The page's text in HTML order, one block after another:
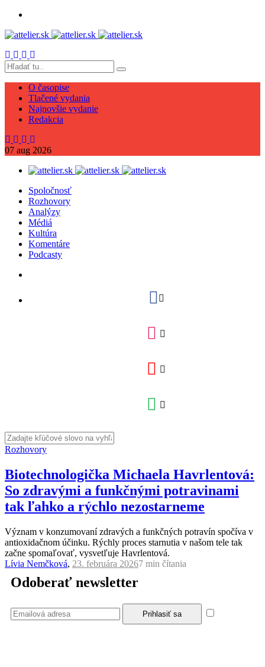
O časopise
Tlačené vydania
Najnovšie vydanie
Redakcia
07 aug 2026
Spoločnosť
Rozhovory
Analýzy
Médiá
Kultúra
Komentáre
Podcasty
Rozhovory
Biotechnologička Michaela Havrlentová:
So zdravými a funkčnými potravinami
tak ľahko a rýchlo nezostarneme
Význam v konzumovaní zdravých a funkčných potravín spočíva v
antioxidačnom účinku. Rýchly proces starnutia v našom tele tak
začne spomaľovať, vysvetľuje Havrlentová.
Lívia Nemčková, 23. februára 20267 min čítania
Odoberať newsletter